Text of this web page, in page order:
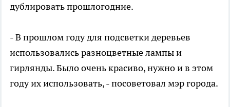
дублировать прошлогодние.
- В прошлом году для подсветки деревьев
использовались разноцветные лампы и
гирлянды. Было очень красиво, нужно и в этом
году их использовать, - посоветовал мэр города.